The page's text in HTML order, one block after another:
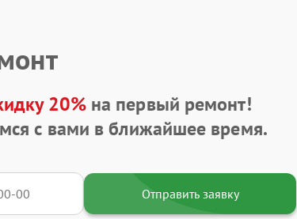
20%на первый ремонт!
с вами в ближайшее время.
Отправить заявку